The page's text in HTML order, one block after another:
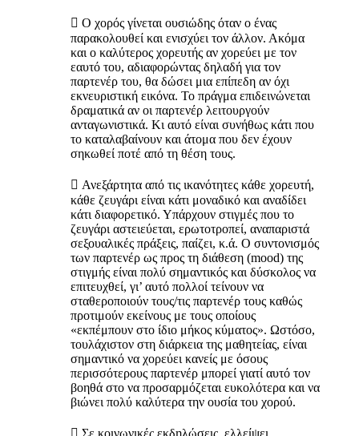
 Ο χορός γίνεται ουσιώδης όταν ο ένας
παρακολουθεί και ενισχύει τον άλλον. Ακόμα
και ο καλύτερος χορευτής αν χορεύει με τον
εαυτό του, αδιαφορώντας δηλαδή για τον
παρτενέρ του, θα δώσει μια επίπεδη αν όχι
εκνευριστική εικόνα. Το πράγμα επιδεινώνεται
δραματικά αν οι παρτενέρ λειτουργούν
ανταγωνιστικά. Κι αυτό είναι συνήθως κάτι που
το καταλαβαίνουν και άτομα που δεν έχουν
σηκωθεί ποτέ από τη θέση τους.
 Ανεξάρτητα από τις ικανότητες κάθε χορευτή,
κάθε ζευγάρι είναι κάτι μοναδικό και αναδίδει
κάτι διαφορετικό. Υπάρχουν στιγμές που το
ζευγάρι αστειεύεται, ερωτοτροπεί, αναπαριστά
σεξουαλικές πράξεις, παίζει, κ.ά. Ο συντονισμός
των παρτενέρ ως προς τη διάθεση (mood) της
στιγμής είναι πολύ σημαντικός και δύσκολος να
επιτευχθεί, γι’ αυτό πολλοί τείνουν να
σταθεροποιούν τους/τις παρτενέρ τους καθώς
προτιμούν εκείνους με τους οποίους
«εκπέμπουν στο ίδιο μήκος κύματος». Ωστόσο,
τουλάχιστον στη διάρκεια της μαθητείας, είναι
σημαντικό να χορεύει κανείς με όσους
περισσότερους παρτενέρ μπορεί γιατί αυτό τον
βοηθά στο να προσαρμόζεται ευκολότερα και να
βιώνει πολύ καλύτερα την ουσία του χορού.